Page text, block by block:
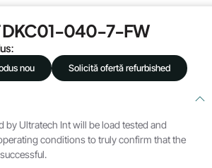
DKC01-040-7-FW
nou Solicită ofertă refurbished
by Ultratech Int will be load tested and
conditions to truly confirm that the